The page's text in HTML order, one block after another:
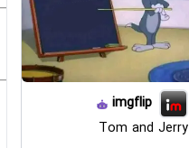
imgflip
Tom and Jerry